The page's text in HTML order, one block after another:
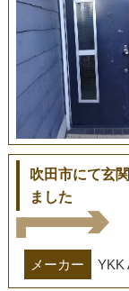
吹田市にて玄
ました
メーカー YKK